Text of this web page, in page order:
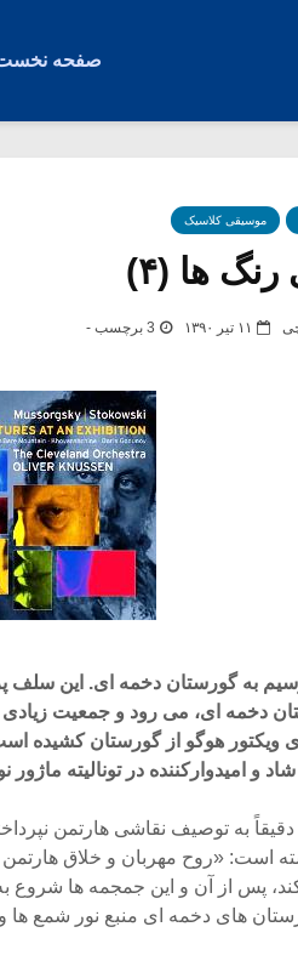
صفحه
موسیقی کلاسیک
ها (۴)
۱۱ تیر ۱۳۹۰ 3 برچسب -
به گورستان دخمه اى. این سلف
دخمه اى، مى رود و جمعیت زیادى
ویکتور هوگو از گورستان کشیده
و امیدوارکننده در تونالیته
دقیقاً به توصیف نقاشى هارتمن
است: «روح مهربان و خلاق
پس از آن و این جمجمه ها شروع
هاى دخمه اى منبع نور شمع ها